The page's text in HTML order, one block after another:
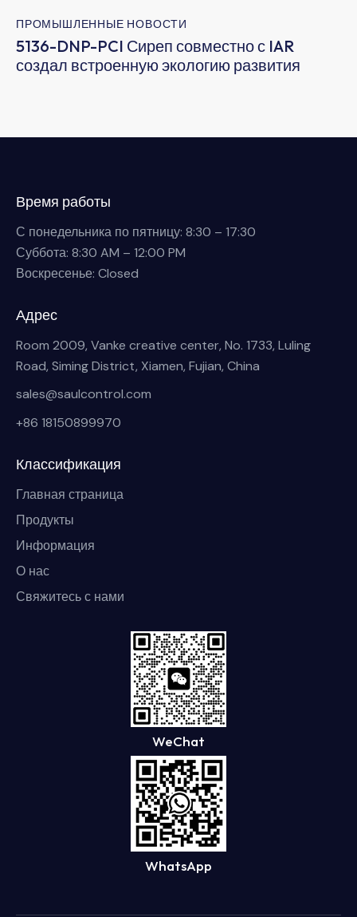
ПРОМЫШЛЕННЫЕ НОВОСТИ
5136-DNP-PCI Сиреп совместно с IAR
создал встроенную экологию развития
Время работы
С понедельника по пятницу: 8:30 – 17:30
Суббота: 8:30 AM – 12:00 PM
Воскресенье: Closed
Адрес
Room 2009, Vanke creative center, No. 1733, Luling
Road, Siming District, Xiamen, Fujian, China
sales@saulcontrol.com
+86 18150899970
Классификация
Главная страница
Продукты
Информация
О нас
Свяжитесь с нами
WeChat
WhatsApp